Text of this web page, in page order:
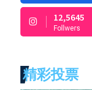
12,5645
Follwers
精彩投票